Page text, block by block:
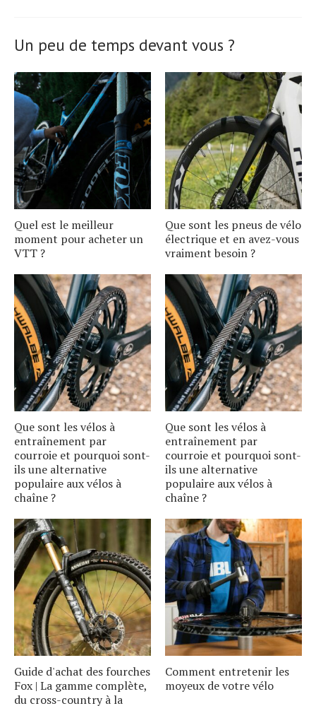
Un peu de temps devant vous ?
Quel est le meilleur
moment pour acheter un
VTT ?
Que sont les pneus de vélo
électrique et en avez-vous
vraiment besoin ?
Que sont les vélos à
entraînement par
courroie et pourquoi sont-
ils une alternative
populaire aux vélos à
chaîne ?
Que sont les vélos à
entraînement par
courroie et pourquoi sont-
ils une alternative
populaire aux vélos à
chaîne ?
Guide d'achat des fourches
Fox | La gamme complète,
du cross-country à la
Comment entretenir les
moyeux de votre vélo